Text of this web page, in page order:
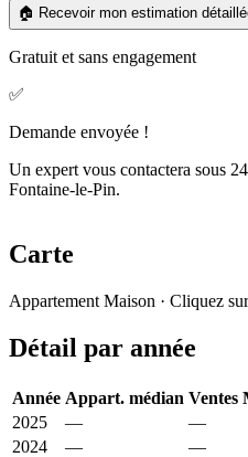
🏠 Recevoir mon estimation
Gratuit et sans engagement
✅
Demande envoyée !
Un expert vous contactera sous
Fontaine-le-Pin.
Carte
−
Appartement Maison · Cliquez
Détail par année
Année Appart. médian Ventes
2025
— —
2024
— —